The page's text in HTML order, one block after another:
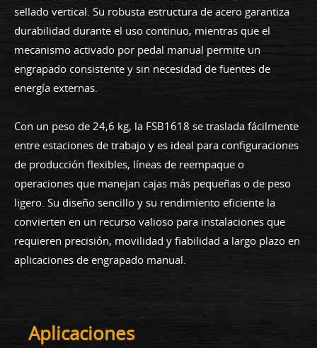
sellado vertical. Su robusta estructura de acero garantiza
durabilidad durante el uso continuo, mientras que el
mecanismo activado por pedal manual permite un
engrapado consistente y sin necesidad de fuentes de
energía externas.
Con un peso de 24,6 kg, la FSB1618 se traslada fácilmente
entre estaciones de trabajo y es ideal para configuraciones
de producción flexibles, líneas de reempaque o
operaciones que manejan cajas más pequeñas o de peso
ligero. Su diseño sencillo y su rendimiento eficiente la
convierten en un recurso valioso para instalaciones que
requieren precisión, movilidad y fiabilidad a largo plazo en
aplicaciones de engrapado manual.
Aplicaciones